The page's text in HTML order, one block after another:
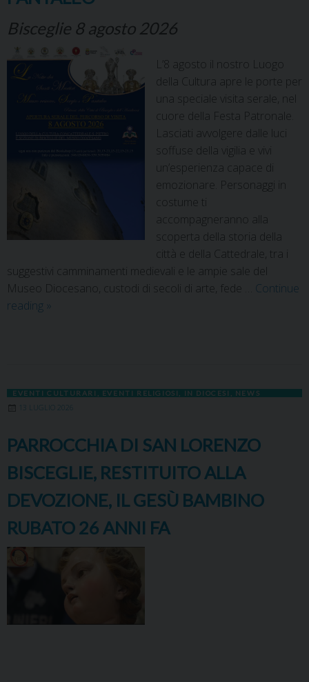
Bisceglie 8 agosto 2026
L’8 agosto il nostro Luogo
della Cultura apre le porte per
una speciale visita serale, nel
cuore della Festa Patronale.
Lasciati avvolgere dalle luci
soffuse della vigilia e vivi
un’esperienza capace di
emozionare. Personaggi in
costume ti
accompagneranno alla
scoperta della storia della
città e della Cattedrale, tra i
suggestivi camminamenti medievali e le ampie sale del
Museo Diocesano, custodi di secoli di arte, fede … Continue
reading »
EVENTI CULTURARI EVENTI RELIGIOSI IN DIOCESI NEWS
13 LUGLIO 2026
PARROCCHIA DI SAN LORENZO
BISCEGLIE, RESTITUITO ALLA
DEVOZIONE, IL GESÙ BAMBINO
RUBATO 26 ANNI FA